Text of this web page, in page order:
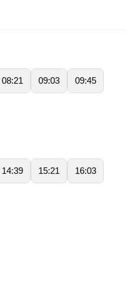
08:21 09:03 09:45
14:39 15:21 16:03